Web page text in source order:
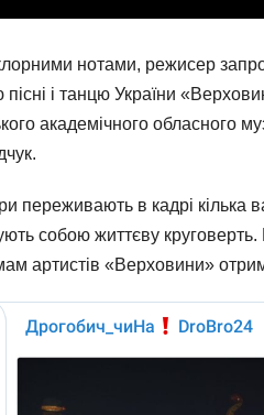
нотами, режисер
і танцю України
академічного обласного
переживають в кадрі кілька
собою життєву
артистів «Верховини»